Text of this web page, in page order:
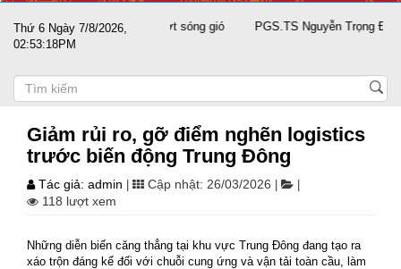
Thứ 6 Ngày 7/8/2026,
02:53:18PM
cùng doanh nghiệp vượt sóng gió PGS.TS Nguyễn Trọng Điều tái
Giảm rủi ro, gỡ điểm nghẽn logistics
trước biến động Trung Đông
Tác giả: admin Cập nhật: 26/03/2026
118 lượt xem
Những diễn biến căng thẳng tại khu vực Trung Đông đang tạo ra
xáo trộn đáng kể đối với chuỗi cung ứng và vận tải toàn cầu, làm